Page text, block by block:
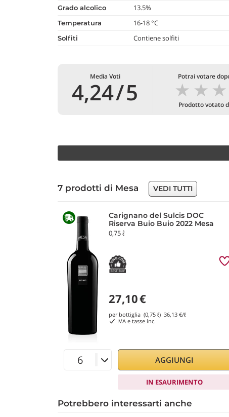
grado alcolico 13.5%
temperatura 16-18 °C
Solfiti Contiene solfiti
Media Voti
4,24/5
Potrai votare
★
★
★
Prodotto votato
7 prodotti di Mesa VEDI TUTTI
Carignano del Sulcis DOC
Riserva Buio Buio 2022 Mesa
0,75 ℓ
27,10€
per bottiglia (0,75 ℓ) 36,13 €/ℓ
IVA e tasse inc.
AGGIUNGI
IN ESAURIMENTO
Potrebbero interessarti anche